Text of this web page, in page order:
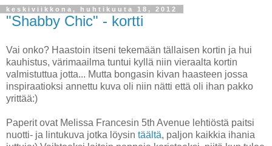
keskiviikkona, huhtikuuta 18, 2012
"Shabby Chic" - kortti
Vai onko? Haastoin itseni tekemään tällaisen kortin ja hui
kauhistus, värimaailma tuntui kyllä niin vieraalta kortin
valmistuttua jotta... Mutta bongasin kivan haasteen jossa
inspiraatioksi annettu kuva oli niin nätti että oli ihan pakko
yrittää:)
Paperit ovat Melissa Francesin 5th Avenue lehtiöstä paitsi
nuotti- ja lintukuva jotka löysin täältä, paljon kaikkia ihania